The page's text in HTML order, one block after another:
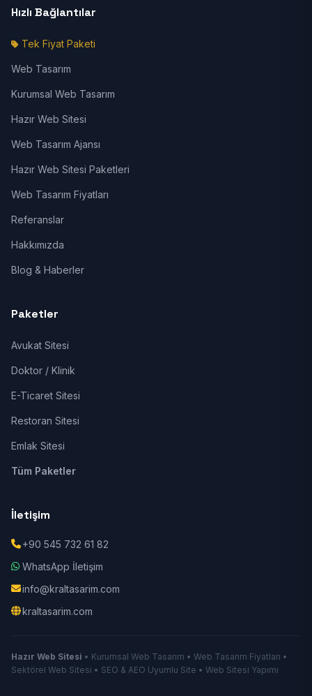
Hızlı Bağlantılar
Tek Fiyat Paketi
Web Tasarım
Kurumsal Web Tasarım
Hazır Web Sitesi
Web Tasarım Ajansı
Hazır Web Sitesi Paketleri
Web Tasarım Fiyatları
Referanslar
Hakkımızda
Blog & Haberler
Paketler
Avukat Sitesi
Doktor / Klinik
E-Ticaret Sitesi
Restoran Sitesi
Emlak Sitesi
Tüm Paketler
İletişim
+90 545 732 61 82
WhatsApp İletişim
info@kraltasarim.com
kraltasarim.com
Hazır Web Sitesi • Kurumsal Web Tasarım • Web Tasarım Fiyatları •
Sektörel Web Sitesi • SEO & AEO Uyumlu Site • Web Sitesi Yapımı